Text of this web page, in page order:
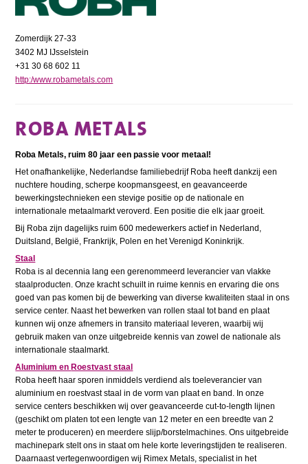
Zomerdijk 27-33
3402 MJ IJsselstein
+31 30 68 602 11
http:/www.robametals.com
ROBA METALS
Roba Metals, ruim 80 jaar een passie voor metaal!
Het onafhankelijke, Nederlandse familiebedrijf Roba heeft dankzij een
nuchtere houding, scherpe koopmansgeest, en geavanceerde
bewerkingstechnieken een stevige positie op de nationale en
internationale metaalmarkt veroverd. Een positie die elk jaar groeit.
Bij Roba zijn dagelijks ruim 600 medewerkers actief in Nederland,
Duitsland, België, Frankrijk, Polen en het Verenigd Koninkrijk.
Staal
Roba is al decennia lang een gerenommeerd leverancier van vlakke
staalproducten. Onze kracht schuilt in ruime kennis en ervaring die ons
goed van pas komen bij de bewerking van diverse kwaliteiten staal in ons
service center. Naast het bewerken van rollen staal tot band en plaat
kunnen wij onze afnemers in transito materiaal leveren, waarbij wij
gebruik maken van onze uitgebreide kennis van zowel de nationale als
internationale staalmarkt.
Aluminium enRoestvast staal
Roba heeft haar sporen inmiddels verdiend als toeleverancier van
aluminium en roestvast staal in de vorm van plaat en band. In onze
service centers beschikken wij over geavanceerde cut-to-length lijnen
(geschikt om platen tot een lengte van 12 meter en een breedte van 2
meter te produceren) en meerdere slijp/borstelmachines. Ons uitgebreide
machinepark stelt ons in staat om hele korte leveringstijden te realiseren.
Daarnaast vertegenwoordigen wij Rimex Metals, specialist in het